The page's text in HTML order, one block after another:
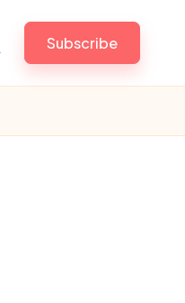
Subscribe